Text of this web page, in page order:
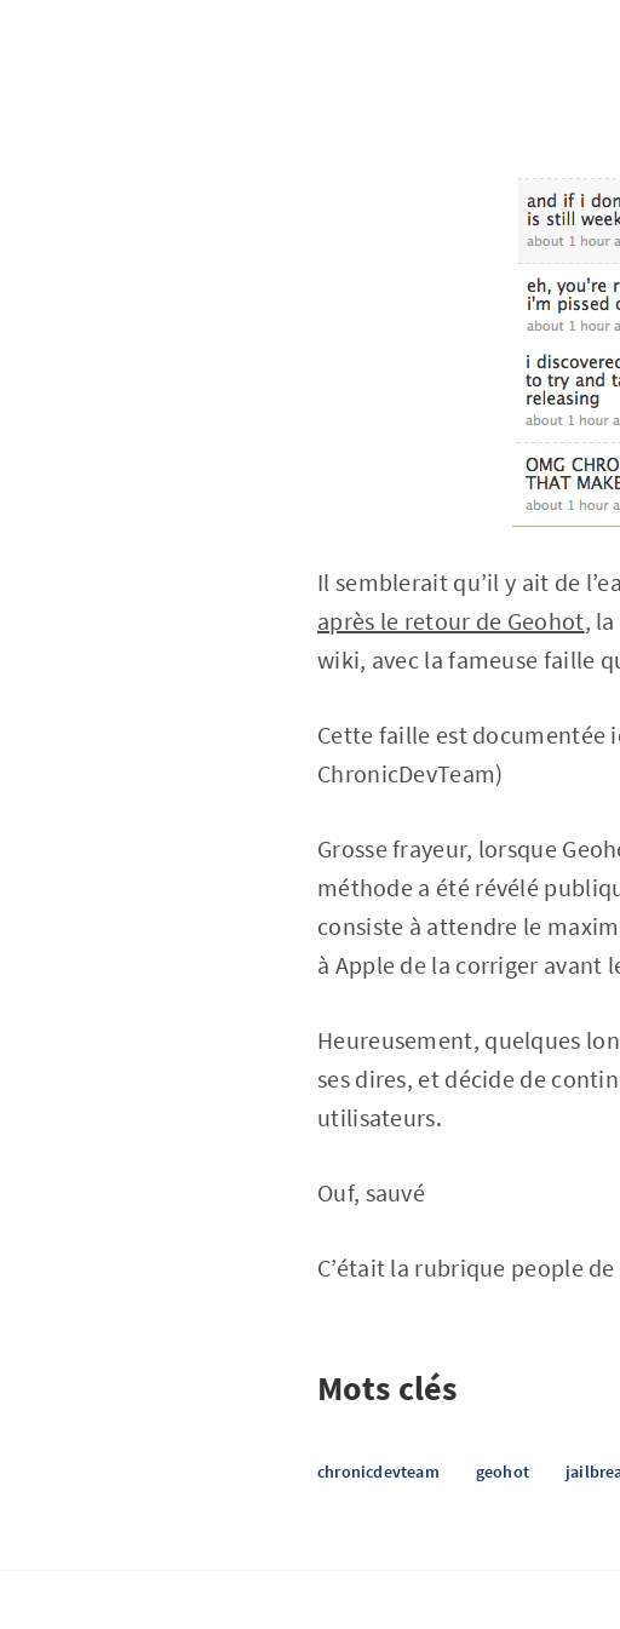
Il semblerait qu’il y ait de
après le retour de Geohot,
wiki, avec la fameuse faille
Cette faille est documentée
ChronicDevTeam)
Grosse frayeur, lorsque
méthode a été révélé
consiste à attendre le
à Apple de la corriger avant
Heureusement, quelques
ses dires, et décide de
utilisateurs.
Ouf, sauvé
C’était la rubrique people
Mots clés
chronicdevteam geohot